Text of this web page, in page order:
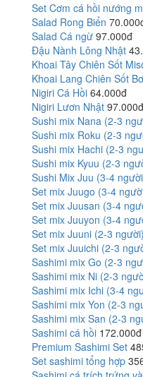
Set Cơm cá hồi nướng
Salad Rong Biển
Salad Cá ngừ 97.000đ
Đậu Nành Lông Nhật
Khoai Tây Chiên Sốt
Khoai Lang Chiên Sốt Bơ
Nigiri Cá Hồi 64.000đ
Nigiri Lươn Nhật 97.000đ
Sushi mix Nana (2-3
Sushi mix Roku (2-3
Sushi mix Hachi (2-3
Sushi mix Kyuu (2-3
Sushi Mix Juu (3-4
Set mix Juugo (3-4
Set mix Juusan (3-4
Set mix Juuyon (3-4
Set mix Juuni (2-3 người)
Set mix Juuichi (2-3
Sashimi mix Go (2-3
Sashimi mix Ni (2-3
Sashimi mix Ichi (3-4
Sashimi mix Yon (2-3
Sashimi mix San (2-3
Sashimi cá hồi 172.000đ
Premium Sashimi Set
Set sashimi tổng hợp